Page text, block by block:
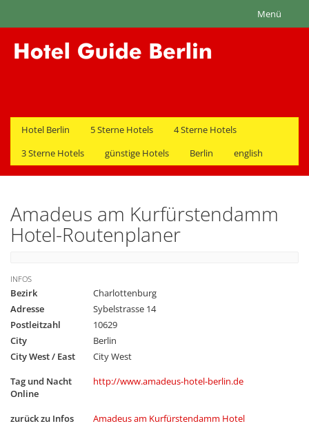
Menü
Hotel Berlin 5 Sterne Hotels
4 Sterne Hotels
3 Sterne Hotels
günstige Hotels Berlin english
Amadeus am Kurfürstendamm
Hotel-Routenplaner
INFOS
Bezirk
Charlottenburg
Adresse
Sybelstrasse 14
Postleitzahl
10629
City
Berlin
City West / East
City West
Tag und Nacht
Online
http://www.amadeus-hotel-berlin.de
zurück zu Infos Amadeus am Kurfürstendamm Hotel